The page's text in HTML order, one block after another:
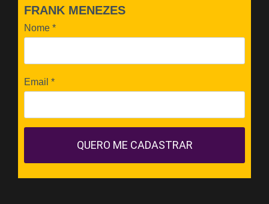
FRANK MENEZES
Nome *
Email *
QUERO ME CADASTRAR